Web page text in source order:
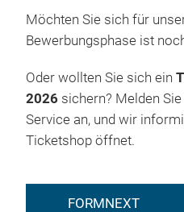
Möchten Sie sich für
Bewerbungsphase ist
Oder wollten Sie sich ein
2026 sichern? Melden
Service an, und wir
Ticketshop öffnet.
FORMNEXT